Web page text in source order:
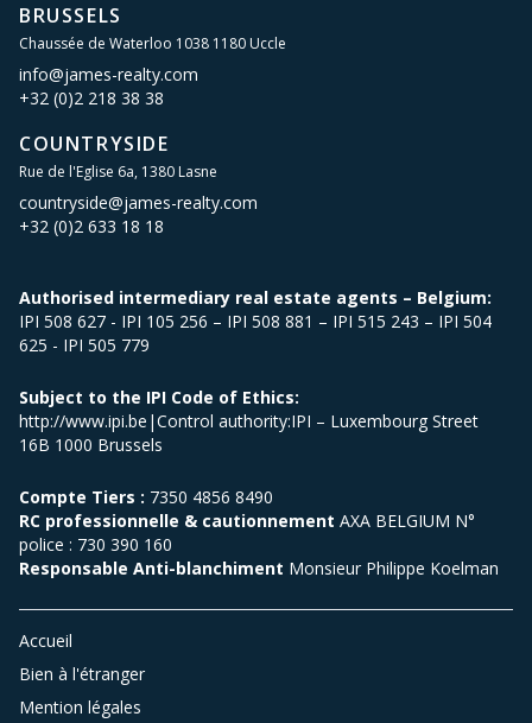
BRUSSELS
Chaussée de Waterloo 1038 1180 Uccle
info@james-realty.com
+32 (0)2 218 38 38
COUNTRYSIDE
Rue de l'Eglise 6a, 1380 Lasne
countryside@james-realty.com
+32 (0)2 633 18 18
Authorised intermediary real estate agents – Belgium:
IPI 508 627 - IPI 105 256 – IPI 508 881 – IPI 515 243 – IPI 504
625 - IPI 505 779
Subject to the IPI Code of Ethics:
http://www.ipi.be|Control authority:IPI – Luxembourg Street
16B 1000 Brussels
Compte Tiers : 7350 4856 8490
RC professionnelle & cautionnement AXA BELGIUM N°
police : 730 390 160
Responsable Anti-blanchiment Monsieur Philippe Koelman
Accueil
Bien à l'étranger
Mention légales